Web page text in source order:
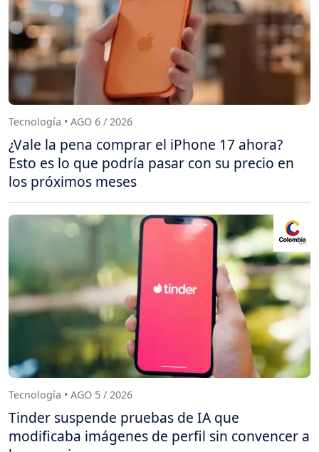
Tecnología • AGO 6 / 2026
¿Vale la pena comprar el iPhone 17 ahora?
Esto es lo que podría pasar con su precio en
los próximos meses
Tecnología • AGO 5 / 2026
Tinder suspende pruebas de IA que
modificaba imágenes de perfil sin convencer a